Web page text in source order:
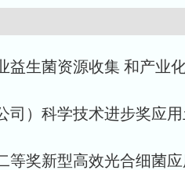
益生菌资源收集 和产业
司）科学技术进步奖应
等奖新型高效光合细菌